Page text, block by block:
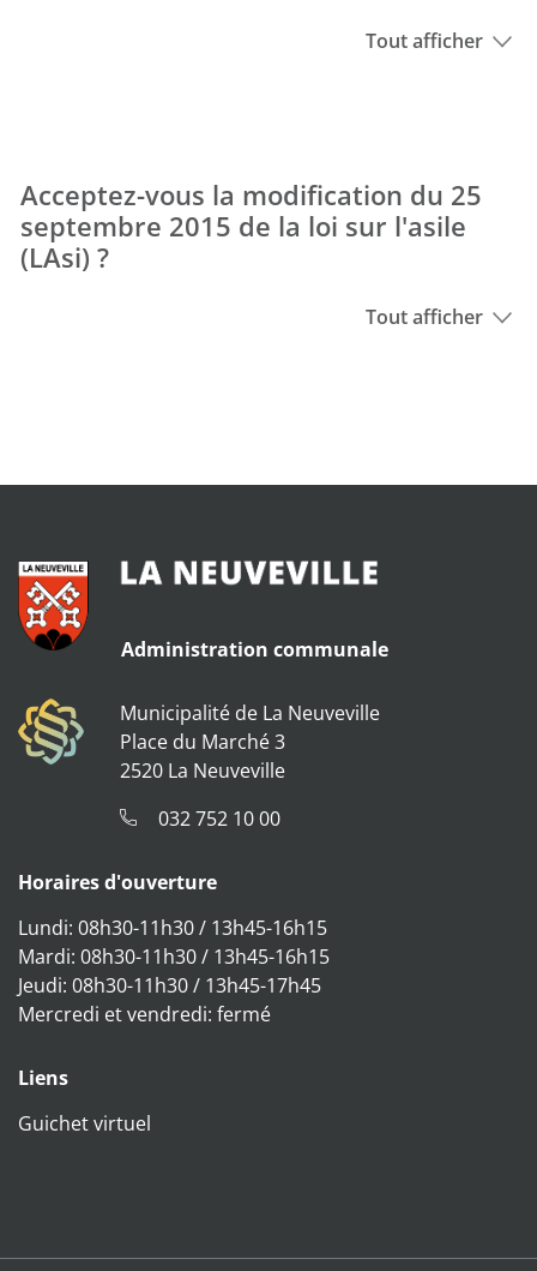
Tout afficher
Acceptez-vous la modification du 25
septembre 2015 de la loi sur l'asile
(LAsi) ?
Tout afficher
Administration communale
Municipalité de La Neuveville
Place du Marché 3
2520 La Neuveville
032 752 10 00
Horaires d'ouverture
Lundi: 08h30-11h30 / 13h45-16h15
Mardi: 08h30-11h30 / 13h45-16h15
Jeudi: 08h30-11h30 / 13h45-17h45
Mercredi et vendredi: fermé
Liens
Guichet virtuel